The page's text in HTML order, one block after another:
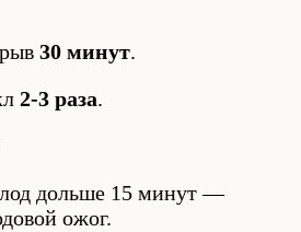
30 минут.
2-3 раза.
дольше 15 минут —
ожог.